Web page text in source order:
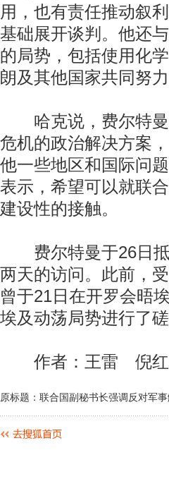
用，也有责任推动叙
基础展开谈判。他还
的局势，包括使用化
朗及其他国家共同努
哈克说，费尔特曼
危机的政治解决方案
他一些地区和国际问
表示，希望可以就联
建设性的接触。
费尔特曼于26日抵
两天的访问。此前，
曾于21日在开罗会晤
埃及动荡局势进行了磋
作者：王雷 倪红
原标题：联合国副秘书长强调反对军